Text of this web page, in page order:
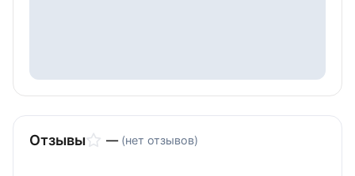
Отзывы — (нет отзывов)